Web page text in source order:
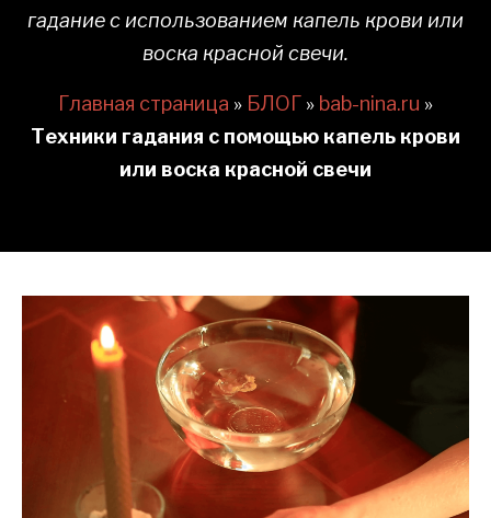
гадание с использованием капель крови или
воска красной свечи.
Главная страница » БЛОГ » bab-nina.ru »
Техники гадания с помощью капель крови
или воска красной свечи